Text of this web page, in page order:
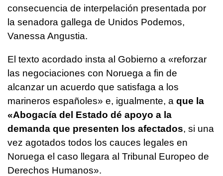
consecuencia de interpelación presentada por
la senadora gallega de Unidos Podemos,
Vanessa Angustia.
El texto acordado insta al Gobierno a «reforzar
las negociaciones con Noruega a fin de
alcanzar un acuerdo que satisfaga a los
marineros españoles» e, igualmente, a que la
«Abogacía del Estado dé apoyo a la
demanda que presenten los afectados, si una
vez agotados todos los cauces legales en
Noruega el caso llegara al Tribunal Europeo de
Derechos Humanos».